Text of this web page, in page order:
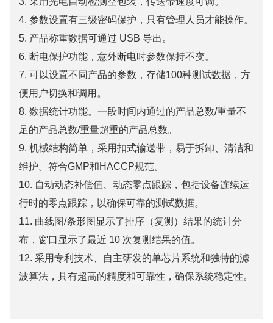
4. 参数设置有三级密码保护，只有管理人员才能操作。
5. 产品称重数据可通过 USB 导出。
6. 断电保护功能，意外断电时参数保持不变。
7. 可以设置不同产品的参数，存储100种测试数据，方
便用户切换和调用。
8. 数据统计功能。一段时间内通过的产品总数/重量不
足的产品总数/重量超重的产品总数。
9. 机械结构简单，采用扣式输送带，易于拆卸、清洁和
维护。符合GMP和HACCP规范。
10. 自动动态补偿值、动态零点跟踪，包括设备连续运
行时的零点跟踪，以确保可靠的测试数据。
11. 曲线图/条形图显示了排序（复测）结果的统计分
布，窗口显示了最近 10 次复测结果的值。
12. 采用专利技术、自主研发的单芯片系统和独特的滤
波算法，具有超高的精度和可靠性，确保系统稳定性。